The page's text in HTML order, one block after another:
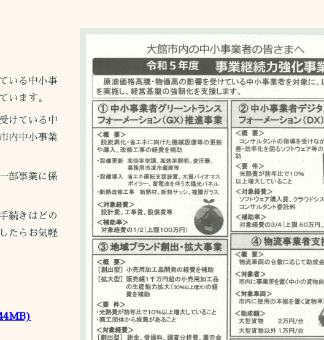
いる中小事
います。
けている中
内中小事業
部事業に係
続きはどの
たらお気軽